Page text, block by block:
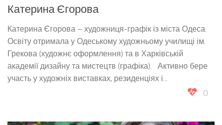
Катерина Єгорова
Катерина Єгорова – художниця-графік із міста Одеса.
Освіту отримала у Одеському художньому училищі ім.
Грекова (художнє оформлення) та в Харківській
академії дизайну та мистецтв (графіка). Активно бере
участь у художніх виставках, резиденціях і...
0